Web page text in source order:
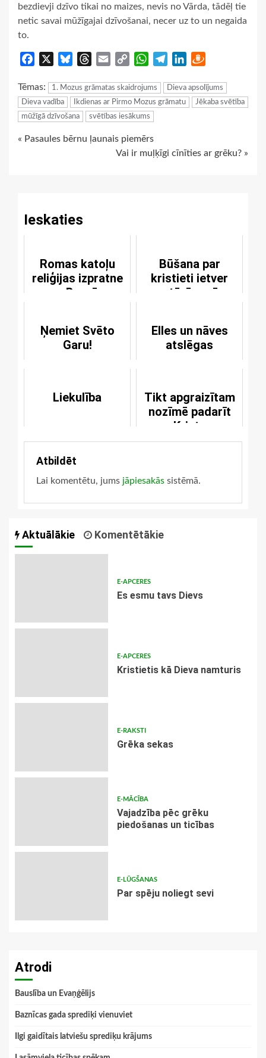
bezdievji dzīvo tikai no maizes, nevis no Vārda, tādēļ tie
netic savai mūžīgajai dzīvošanai, necer uz to un negaida
to.
Facebook BlueskyThreads
Email
Copy
WhatsApp
TelegramLinkedIn
Tēmas: 1. Mozus grāmatas skaidrojums
Dieva apsolījums
Dieva vadība
Ikdienas ar Pirmo Mozus grāmatu
Jēkaba svētība
mūžīgā dzīvošana
svētības iesākums
Continue
« Pasaules bērnu ļaunais piemērs
Vai ir muļķīgi cīnīties ar grēku? »
Ieskaties
Romas katoļu
reliģijas izpratne
par Baznīcu
Būšana par
kristieti ietver
pastāvīgu cīņu
Ņemiet Svēto
Garu!
Elles un nāves
atslēgas
Liekulība
Tikt apgraizītam
nozīmē padarīt
Kristu
nevajadzīgu
Atbildēt
Lai komentētu, jums jāpiesakās sistēmā.
Aktuālākie Komentētākie
E-APCERES
Es esmu tavs Dievs
E-APCERES
Kristietis kā Dieva namturis
E-RAKSTI
Grēka sekas
E-MĀCĪBA
Vajadzība pēc grēku
piedošanas un ticības
E-LŪGŠANAS
Par spēju noliegt sevi
Atrodi
Bauslība un Evaņģēlijs
Baznīcas gada sprediķi vienuviet
Ilgi gaidītais latviešu sprediķu krājums